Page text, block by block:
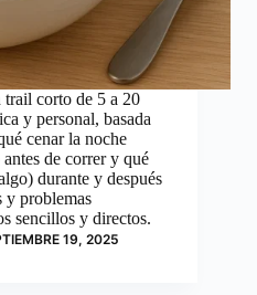
trail corto de 5 a 20
y personal, basada
cenar la noche
de correr y qué
durante y después
y problemas
sencillos y directos.
19, 2025